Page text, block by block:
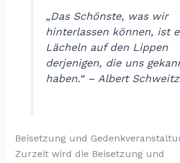
„Das Schönste, was wir
hinterlassen können, ist
Lächeln auf den Lippen
derjenigen, die uns
haben.“ – Albert
Beisetzung und
Zurzeit wird die Beisetzung und